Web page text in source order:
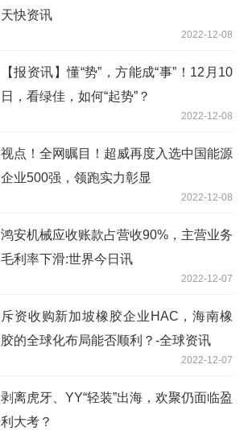
天快资讯
2022-12-08
【报资讯】懂“势”，方能成“事”！12月10
日，看绿佳，如何“起势”？
2022-12-08
视点！全网瞩目！超威再度入选中国能源
企业500强，领跑实力彰显
2022-12-08
鸿安机械应收账款占营收90%，主营业务
毛利率下滑:世界今日讯
2022-12-07
斥资收购新加坡橡胶企业HAC，海南橡
胶的全球化布局能否顺利？-全球资讯
2022-12-07
剥离虎牙、YY“轻装”出海，欢聚仍面临盈
利大考？